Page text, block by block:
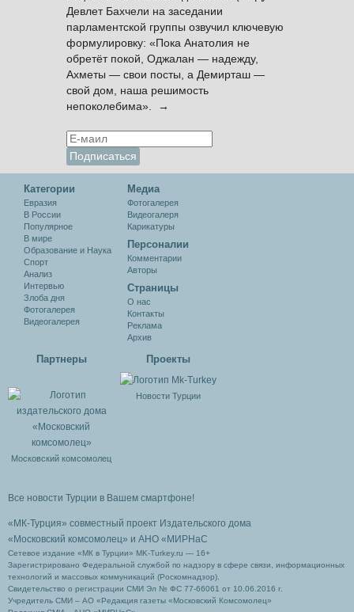
Девлет Бахчели на заседании
парламентской группы озвучил ключевую
формулировку: «Пока Анатолия не
обретёт покой, Оджалан — надежду,
Ахметы — свои посты, а Демирташ —
свой дом, наша решимость
непоколебима». →
Категории
Евразия
В России
Популярное
В мире
Образование и Наука
Спорт
Анализ
Интервью
Злоба дня
Фотогалерея
Видеогалерея
Медиа
Фотогалерея
Видеогалеря
Карикатуры
Персоналии
Комментарии
Авторы
Cтраницы
О нас
Контакты
Реклама
Архив
Партнеры
Московский комсомолец
Проекты
Новости Турции
Все новости Турции в Вашем смартфоне!
«МК-Турция» совместный проект Издательского дома
«Московский комсомолец» и АНО «МИРНаС
Сетевое издание «МК в Турции» MK-Turkey.ru — 16+
Зарегистрировано Федеральной службой по надзору в сфере связи, информационных
технологий и массовых коммуникаций (Роскомнадзор).
Свидетельство о регистрации СМИ Эл № ФС 77-66061 от 10.06.2016 г.
Учредитель СМИ – АО «Редакция газеты «Московский Комсомолец»